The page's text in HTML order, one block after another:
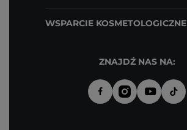
WSPARCIE KOSMETOLOGICZNE
ZNAJDŹ NAS NA: